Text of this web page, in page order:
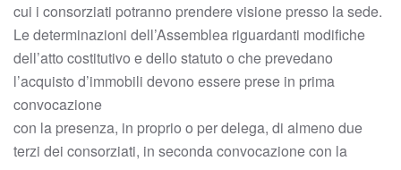
cui i consorziati potranno prendere visione presso la sede.
Le determinazioni dell’Assemblea riguardanti modifiche
dell’atto costitutivo e dello statuto o che prevedano
l’acquisto d’immobili devono essere prese in prima
convocazione
con la presenza, in proprio o per delega, di almeno due
terzi dei consorziati, in seconda convocazione con la